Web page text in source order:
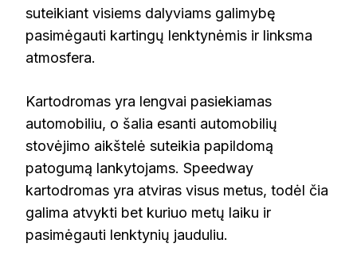
suteikiant visiems dalyviams galimybę
pasimėgauti kartingų lenktynėmis ir linksma
atmosfera.
Kartodromas yra lengvai pasiekiamas
automobiliu, o šalia esanti automobilių
stovėjimo aikštelė suteikia papildomą
patogumą lankytojams. Speedway
kartodromas yra atviras visus metus, todėl čia
galima atvykti bet kuriuo metų laiku ir
pasimėgauti lenktynių jauduliu.